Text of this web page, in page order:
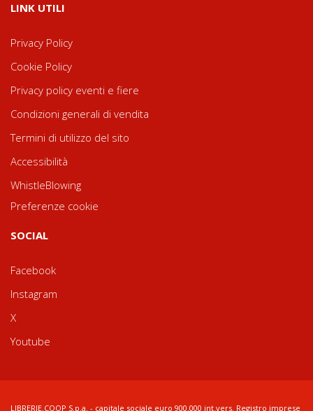
LINK UTILI
Privacy Policy
Cookie Policy
Privacy policy eventi e fiere
Condizioni generali di vendita
Termini di utilizzo del sito
Accessibilità
WhistleBlowing
Preferenze cookie
SOCIAL
Facebook
Instagram
X
Youtube
LIBRERIE.COOP S.p.a. - capitale sociale euro 900.000 int.vers. Registro imprese